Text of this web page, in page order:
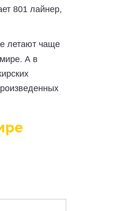
801 лайнер,
летают чаще
А в